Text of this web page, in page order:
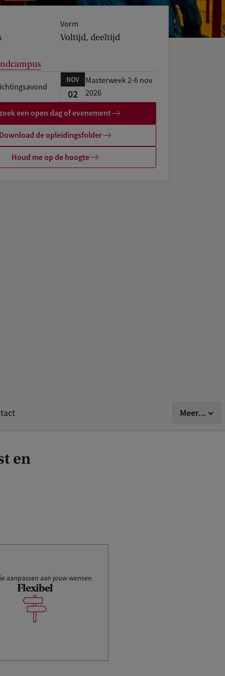
Vorm
Voltijd, deeltijd
NOV
02
Masterweek 2-6 nov
2026
een open dag of evenement
Download de opleidingsfolder
Houd me op de hoogte
Meer...
en
aanpassen aan jouw wensen
Flexibel